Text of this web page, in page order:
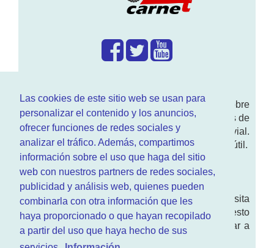
Las cookies de este sitio web se usan para
personalizar el contenido y los anuncios,
ofrecer funciones de redes sociales y
analizar el tráfico. Además, compartimos
información sobre el uso que haga del sitio
web con nuestros partners de redes sociales,
publicidad y análisis web, quienes pueden
combinarla con otra información que les
haya proporcionado o que hayan recopilado
a partir del uso que haya hecho de sus
Enwww.RenovarCarnet.comTe contamos sobre
larenovación del permisode conducir, noticias de
actualidad motor y sobre todo seguridad vial.
Ademas tenemos todo tipo de información DGT útil.
¿Quienes somos?
Quieres saber quien mantiene la pagina, visita
nuestrasección de contacto. Aquí tienes nuesto
aviso legal
. Basicamente no queremos engañar a
nadie.